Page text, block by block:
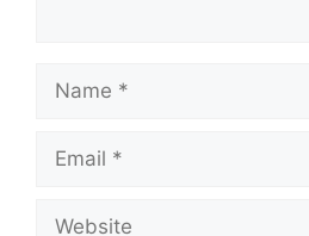
Name
Email
Website